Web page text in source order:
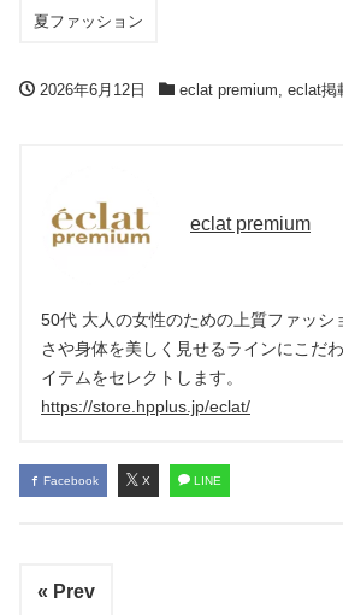
夏ファッション
2026年6月12日 eclat premium, eclat掲
eclat premium
50代 大人の女性のための上質ファッシ
さや身体を美しく見せるラインにこだ
イテムをセレクトします。
https://store.hpplus.jp/eclat/
Facebook X LINE
« Prev